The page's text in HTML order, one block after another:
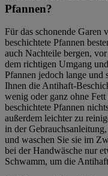
Pfannen?
Für das schonende Garen
beschichtete Pfannen
auch Nachteile bergen,
dem richtigen Umgang
Pfannen jedoch lange und
Ihnen die Antihaft-
wenig oder ganz ohne
beschichtete Pfannen
außerdem leichter zu
in der
und waschen Sie sie im
bei der Handwäsche nur
Schwamm, um die